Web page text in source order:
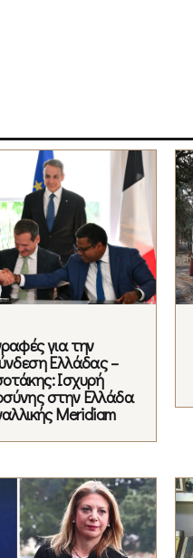
για την
Ελλάδας –
Ισχυρή
στην Ελλάδα
Meridiam